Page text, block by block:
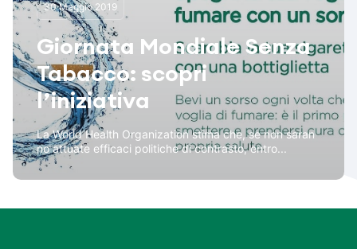
30 Maggio 2019
Giornata Mondiale Senza
Tabacco: scopri
l’iniziativa
La World Health Organization stima che, se non saran
no attuate efficaci politiche di contrasto, entro...